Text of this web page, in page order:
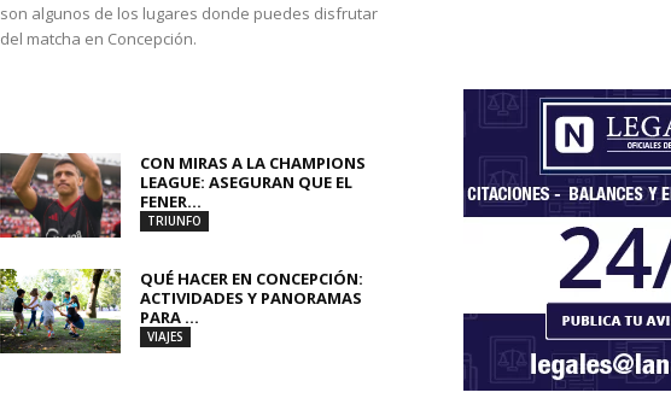
son algunos de los lugares donde puedes disfrutar
del matcha en Concepción.
CON MIRAS A LA CHAMPIONS
LEAGUE: ASEGURAN QUE EL
FENER...
TRIUNFO
QUÉ HACER EN CONCEPCIÓN:
ACTIVIDADES Y PANORAMAS
PARA ...
VIAJES